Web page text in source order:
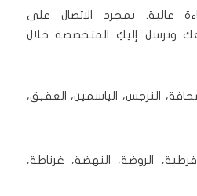
عالية. بمجرد الاتصال على
موقعك ونرسل إليكِ المتخصصة خلال
النرجس، الياسمين، العقيق،
الروضة، النهضة، غرناطة،